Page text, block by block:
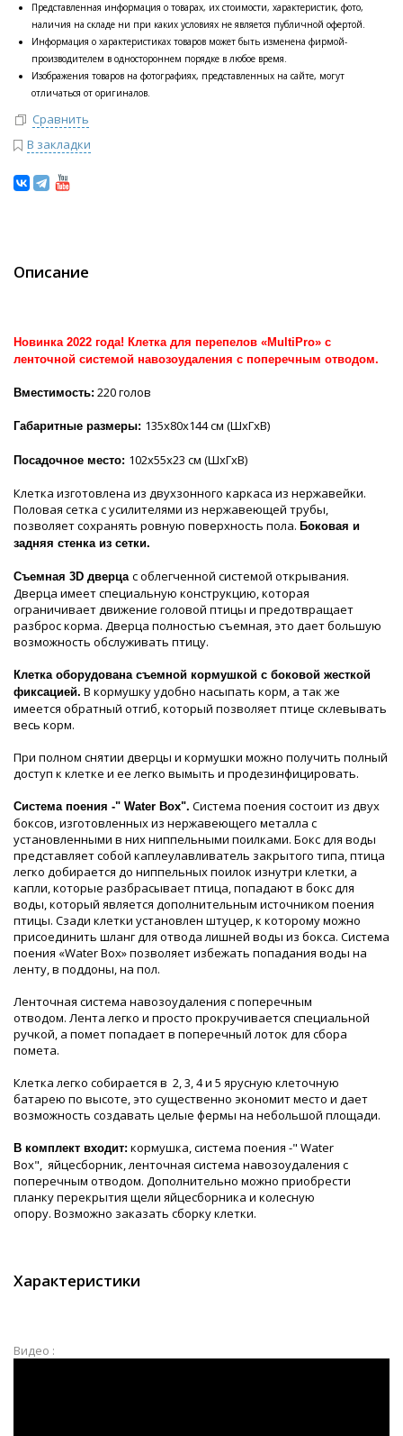
Представленная информация о товарах, их стоимости, характеристик, фото,
наличия на складе ни при каких условиях не является публичной офертой.
Информация о характеристиках товаров может быть изменена фирмой-
производителем в одностороннем порядке в любое время.
Изображения товаров на фотографиях, представленных на сайте, могут
отличаться от оригиналов.
Сравнить
В закладки
Описание
Новинка 2022 года! Клетка для перепелов «MultiPro» с
ленточной системой навозоудаления с поперечным отводом.
Вместимость: 220 голов
Габаритные размеры: 135х80х144 см (ШхГхВ)
Посадочное место: 102х55х23 см (ШхГхВ)
Клетка изготовлена из двухзонного каркаса из нержавейки.
Половая сетка с усилителями из нержавеющей трубы,
позволяет сохранять ровную поверхность пола. Боковая и
задняя стенка из сетки.
Съемная 3D дверца с облегченной системой открывания.
Дверца имеет специальную конструкцию, которая
ограничивает движение головой птицы и предотвращает
разброс корма. Дверца полностью съемная, это дает большую
возможность обслуживать птицу.
Клетка оборудована съемной кормушкой с боковой жесткой
фиксацией. В кормушку удобно насыпать корм, а так же
имеется обратный отгиб, который позволяет птице склевывать
весь корм.
При полном снятии дверцы и кормушки можно получить полный
доступ к клетке и ее легко вымыть и продезинфицировать.
Система поения -" Water Box". Система поения состоит из двух
боксов, изготовленных из нержавеющего металла с
установленными в них ниппельными поилками. Бокс для воды
представляет собой каплеулавливатель закрытого типа, птица
легко добирается до ниппельных поилок изнутри клетки, а
капли, которые разбрасывает птица, попадают в бокс для
воды, который является дополнительным источником поения
птицы. Сзади клетки установлен штуцер, к которому можно
присоединить шланг для отвода лишней воды из бокса. Система
поения «Water Box» позволяет избежать попадания воды на
ленту, в поддоны, на пол.
Ленточная система навозоудаления с поперечным
отводом. Лента легко и просто прокручивается специальной
ручкой, а помет попадает в поперечный лоток для сбора
помета.
Клетка легко собирается в 2, 3, 4 и 5 ярусную клеточную
батарею по высоте, это существенно экономит место и дает
возможность создавать целые фермы на небольшой площади.
В комплект входит: кормушка, система поения -" Water
Box", яйцесборник, ленточная система навозоудаления с
поперечным отводом. Дополнительно можно приобрести
планку перекрытия щели яйцесборника и колесную
опору. Возможно заказать сборку клетки.
Характеристики
Видео :